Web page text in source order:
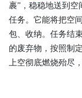
裹”，稳稳地送到空
任务。它能将把空
包、收纳。任务结
的废弃物，按照制
上空彻底燃烧殆尽